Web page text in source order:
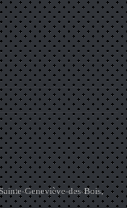
Geneviève-des-Bois,